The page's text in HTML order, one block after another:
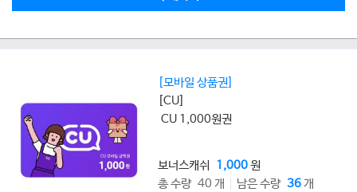
[모바일 상품권]
[CU]
CU 1,000원권
보너스캐쉬 1,000원
총 수량 40 개
남은 수량 36개